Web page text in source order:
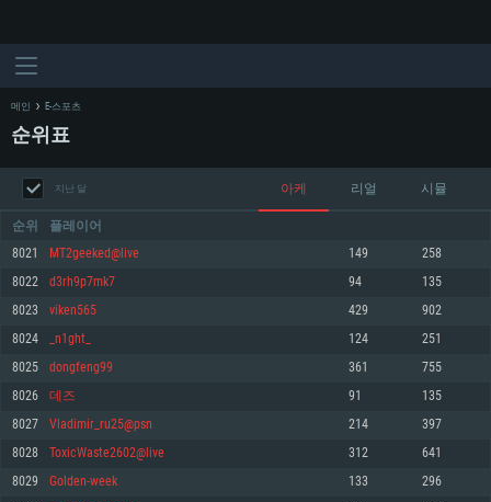
최소사양
운영체제: Windows 10 (64 bit)
프로세서: 2.2 GHz 듀얼코어 이상
최소사양
운영체제: Mac OS Big Sur 11.0
프로세서: 최소 2.2 GHz의 Core i5 (Intel Xeon 은 지원하지 않습니다)
최소사양
운영체제: 64bit Linux 중 최신 버전
프로세서: 2.4 GHz 듀얼코어
메인 E-스포츠
순위표
지난 달 아케 리얼 시뮬
순위 플레이어
8021 MT2geeked@live 149 258
8022 d3rh9p7mk7 94 135
8023 viken565 429 902
8024 _n1ght_ 124 251
8025 dongfeng99 361 755
8026 데즈 91 135
8027 Vladimir_ru25@psn 214 397
8028 ToxicWaste2602@live 312 641
8029 Golden-week 133 296